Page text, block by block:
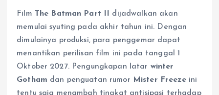
Film The Batman Part II dijadwalkan akan
memulai syuting pada akhir tahun ini. Dengan
dimulainya produksi, para penggemar dapat
menantikan perilisan film ini pada tanggal 1
Oktober 2027. Pengungkapan latar winter
Gotham dan penguatan rumor Mister Freezeini
tentu saja menambah tingkat antisipasi terhadap